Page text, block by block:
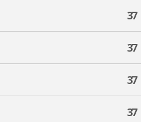
37
37
37
37